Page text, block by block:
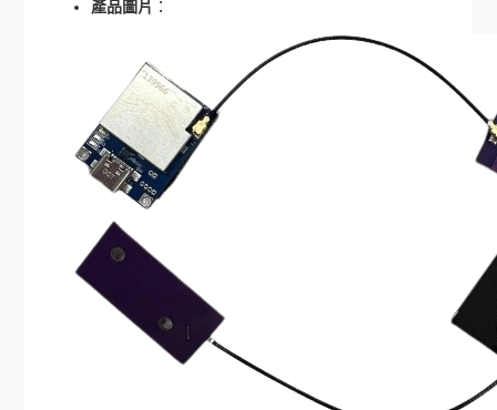
產品圖片 ：